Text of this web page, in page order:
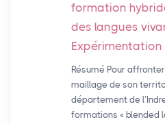
formation
des langues
Expérimentation
Résumé Pour
maillage de son
département de
formations « blended